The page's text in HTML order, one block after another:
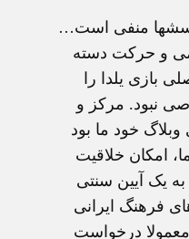
منفی است…
و حرکت دسته
بازی يلدا را
نبود. مرکز و
خود ما بود
امکان خلاقيت
يک آيين سنتی
فرهنگ ايرانی
معمولا درخواست